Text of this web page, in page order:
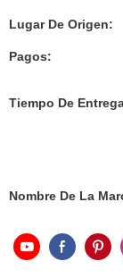
Lugar De Origen:
Pagos:
Tiempo De
Nombre De La